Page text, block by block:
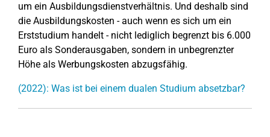
um ein Ausbildungsdienstverhältnis. Und deshalb sind
die Ausbildungskosten - auch wenn es sich um ein
Erststudium handelt - nicht lediglich begrenzt bis 6.000
Euro als Sonderausgaben, sondern in unbegrenzter
Höhe als Werbungskosten abzugsfähig.
(2022): Was ist bei einem dualen Studium absetzbar?